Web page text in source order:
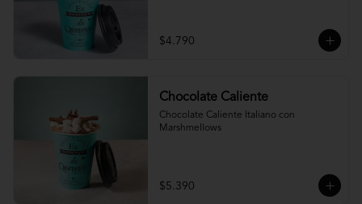
$4.790
Chocolate Caliente
Chocolate Caliente Italiano con
Marshmellows
$5.390